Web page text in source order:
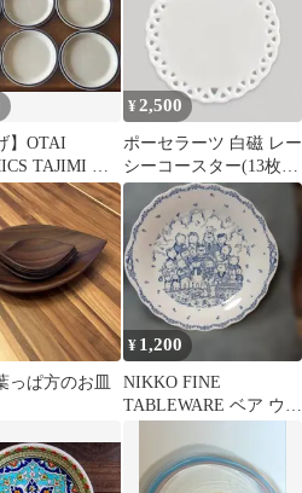
】OTAI
TAJIMI 多
田井窯 丸
¥2,500
ポーセラーツ 白磁 レー
シーコースター(13枚セ
ット)、オーナメントに
も♡
っぱ方のお皿
¥ 1,200
NIKKO FINE
TABLEWARE ベア ウェ